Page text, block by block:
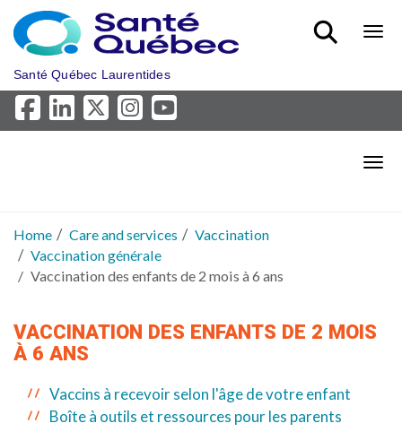
Skip to main content
Santé Québec Laurentides
Home Care and services
Vaccination
Vaccination générale
Vaccination des enfants de 2 mois à 6 ans
VACCINATION DES ENFANTS DE 2 MOIS
À 6 ANS
Vaccins à recevoir selon l'âge de votre enfant
Boîte à outils et ressources pour les parents